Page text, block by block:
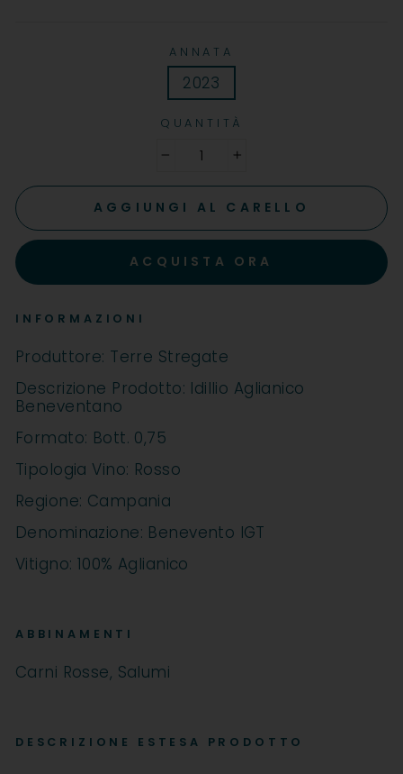
ANNATA
2023
QUANTITÀ
AGGIUNGI AL CARELLO
ACQUISTA ORA
INFORMAZIONI
Produttore: Terre Stregate
Descrizione Prodotto: Idillio Aglianico
Beneventano
Formato: Bott. 0,75
Tipologia Vino: Rosso
Regione: Campania
Denominazione: Benevento IGT
Vitigno: 100% Aglianico
ABBINAMENTI
Carni Rosse, Salumi
DESCRIZIONE ESTESA PRODOTTO